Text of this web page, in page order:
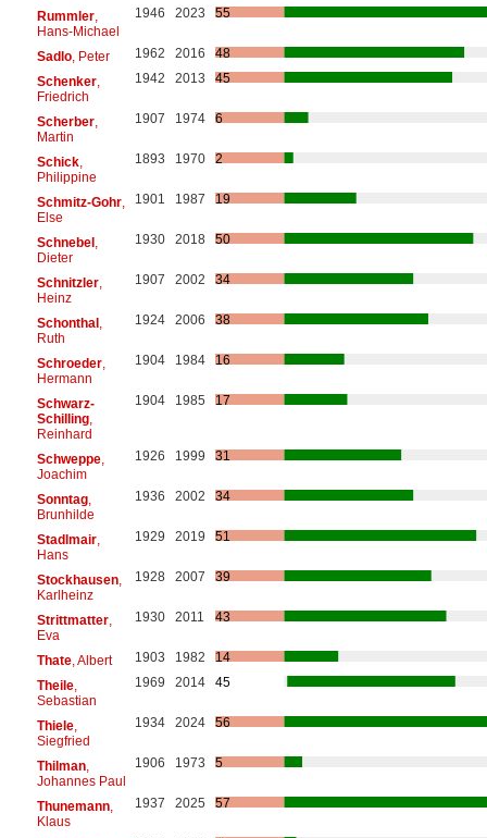
Rummler,
Hans-Michael
1946 2023 55
Sadlo, Peter 1962 2016
48
Schenker,
Friedrich
1942 2013 45
Scherber,
Martin
1907 1974 6
Schick,
Philippine
1893 1970 2
Schmitz-Gohr,
Else
1901 1987 19
Schnebel,
Dieter
1930 2018 50
Schnitzler,
Heinz
1907 2002 34
Schonthal,
Ruth
1924 2006 38
Schroeder,
Hermann
1904 1984 16
Schwarz-
Schilling,
Reinhard
1904 1985 17
Schweppe,
Joachim
1926 1999 31
Sonntag,
Brunhilde
1936 2002 34
Stadlmair,
Hans
1929 2019 51
Stockhausen,
Karlheinz
1928 2007 39
Strittmatter,
Eva
1930 2011 43
Thate, Albert 1903 1982
14
Theile,
Sebastian
1969 2014 45
Thiele,
Siegfried
1934 2024 56
Thilman,
Johannes Paul
1906 1973 5
Thunemann,
Klaus
1937 2025 57